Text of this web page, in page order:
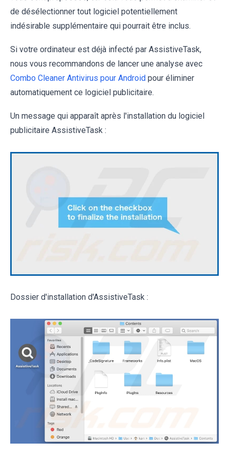
de désélectionner tout logiciel potentiellement
indésirable supplémentaire qui pourrait être inclus.
Si votre ordinateur est déjà infecté par AssistiveTask,
nous vous recommandons de lancer une analyse avec
Combo Cleaner Antivirus pour Android pour éliminer
automatiquement ce logiciel publicitaire.
Un message qui apparaît après l'installation du logiciel
publicitaire AssistiveTask :
Dossier d'installation d'AssistiveTask :